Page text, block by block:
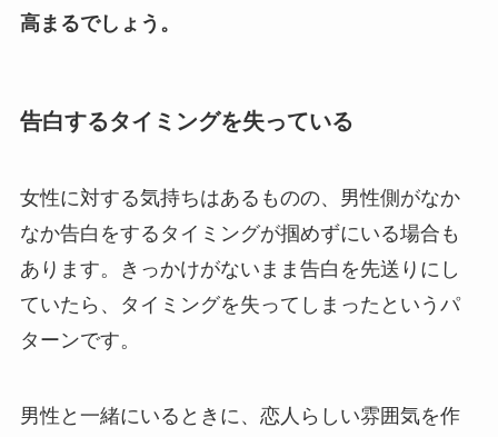
高まるでしょう。
告白するタイミングを失っている
女性に対する気持ちはあるものの、男性側がなか
なか告白をするタイミングが掴めずにいる場合も
あります。きっかけがないまま告白を先送りにし
ていたら、タイミングを失ってしまったというパ
ターンです。
男性と一緒にいるときに、恋人らしい雰囲気を作